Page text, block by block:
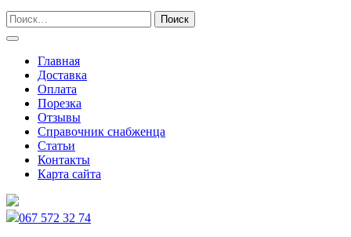
Главная
Доставка
Оплата
Порезка
Отзывы
Справочник снабженца
Статьи
Контакты
Карта сайта
067 572 32 74